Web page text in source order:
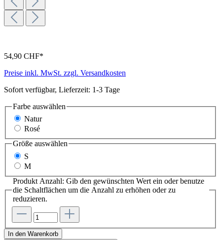
54,90 CHF*
Preise inkl. MwSt. zzgl. Versandkosten
Sofort verfügbar, Lieferzeit: 1-3 Tage
Farbe auswählen
Natur
Rosé
Größe auswählen
S
M
Produkt Anzahl: Gib den gewünschten Wert ein oder benutze
die Schaltflächen um die Anzahl zu erhöhen oder zu
reduzieren.
In den Warenkorb